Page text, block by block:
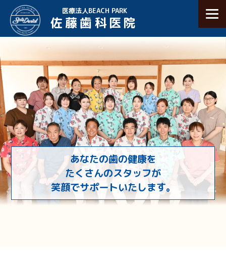
医療法人BEACH PARK
佐藤歯科医院
あなたの歯の健康を
たくさんのスタッフが
笑顔でサポートいたします。